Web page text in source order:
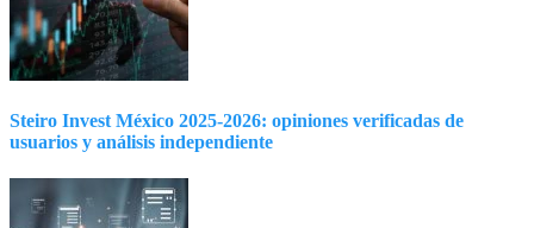
Steiro Invest México 2025-2026: opiniones verificadas de
usuarios y análisis independiente